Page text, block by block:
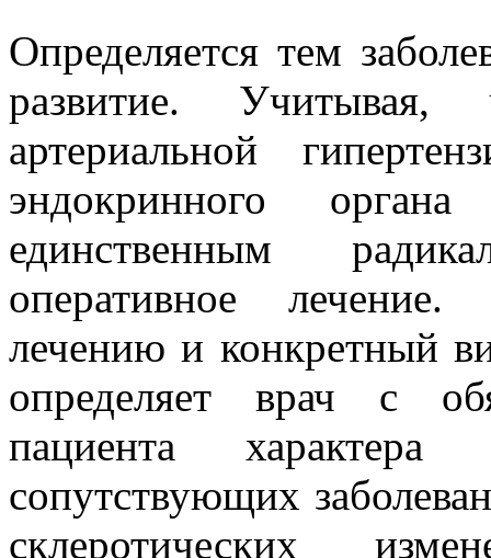
Определяется тем
развитие.
артериальной
эндокринного
единственным
оперативное
лечению и конкретный
определяет врач с
пациента
сопутствующих
склеротических